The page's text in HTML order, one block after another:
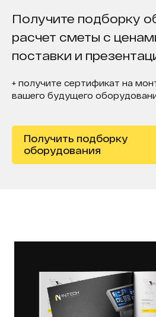
Получите подборку
расчет сметы с
поставки и
+ получите сертификат на
вашего будущего
Получить подборку
оборудования